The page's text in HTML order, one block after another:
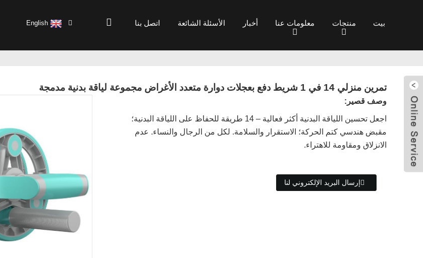
بيت منتجات معلومات عنا أخبار الأسئلة الشائعة اتصل بنا English
تمرين منزلي 14 في 1 شريط دفع بعجلات دوارة متعدد الأغراض مجموعة لياقة بدنية مدمجة
وصف قصير:
اجعل تحسين اللياقة البدنية أكثر فعالية – 14 طريقة للحفاظ على اللياقة البدنية؛
مقبض هندسي كتم الحركة؛ الاستقرار والسلامة. لكل من الرجال والنساء. عدم
الانزلاق ومقاومة للاهتراء.
إرسال البريد الإلكتروني لنا
إرسال البريد
الإلكتروني